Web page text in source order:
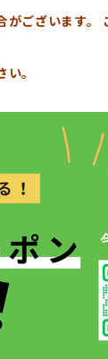
ございます。
。